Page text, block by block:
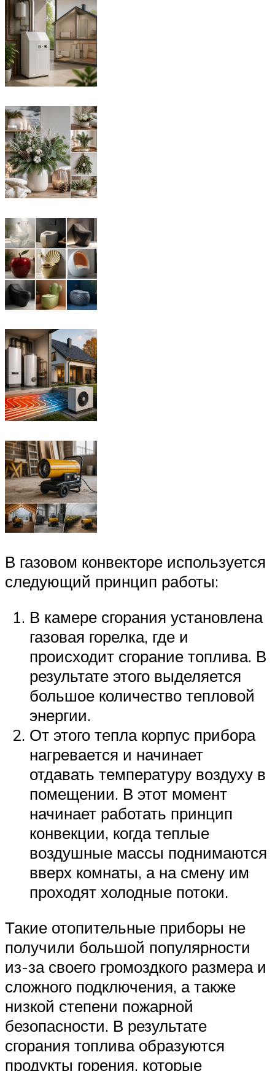
В газовом конвекторе используется
следующий принцип работы:
В камере сгорания установлена
газовая горелка, где и
происходит сгорание топлива. В
результате этого выделяется
большое количество тепловой
энергии.
От этого тепла корпус прибора
нагревается и начинает
отдавать температуру воздуху в
помещении. В этот момент
начинает работать принцип
конвекции, когда теплые
воздушные массы поднимаются
вверх комнаты, а на смену им
проходят холодные потоки.
Такие отопительные приборы не
получили большой популярности
из-за своего громоздкого размера и
сложного подключения, а также
низкой степени пожарной
безопасности. В результате
сгорания топлива образуются
продукты горения, которые